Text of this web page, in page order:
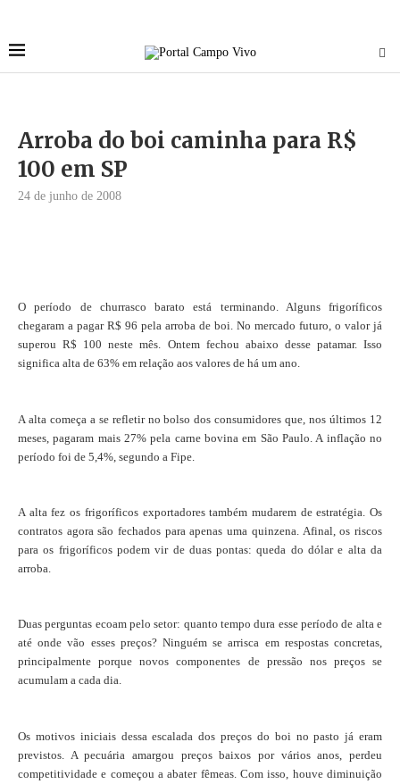
Arroba do boi caminha para R$
100 em SP
24 de junho de 2008
O período de churrasco barato está terminando. Alguns frigoríficos
chegaram a pagar R$ 96 pela arroba de boi. No mercado futuro, o valor já
superou R$ 100 neste mês. Ontem fechou abaixo desse patamar. Isso
significa alta de 63% em relação aos valores de há um ano.
A alta começa a se refletir no bolso dos consumidores que, nos últimos 12
meses, pagaram mais 27% pela carne bovina em São Paulo. A inflação no
período foi de 5,4%, segundo a Fipe.
A alta fez os frigoríficos exportadores também mudarem de estratégia. Os
contratos agora são fechados para apenas uma quinzena. Afinal, os riscos
para os frigoríficos podem vir de duas pontas: queda do dólar e alta da
arroba.
Duas perguntas ecoam pelo setor: quanto tempo dura esse período de alta e
até onde vão esses preços? Ninguém se arrisca em respostas concretas,
principalmente porque novos componentes de pressão nos preços se
acumulam a cada dia.
Os motivos iniciais dessa escalada dos preços do boi no pasto já eram
previstos. A pecuária amargou preços baixos por vários anos, perdeu
competitividade e começou a abater fêmeas. Com isso, houve diminuição